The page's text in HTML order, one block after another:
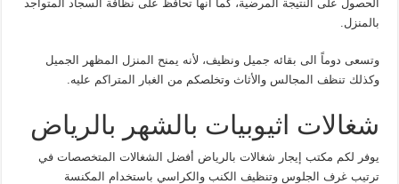
الحصول على النتيجة المرضية، كما أنها تحافظ على نظافة السجاد المتواجد
بالمنزل.
وتسعى دوماً الى بقائه جميل ونظيف، لأنه يمنح المنزل المظهر الجميل
وكذلك تنظف المجالس والأثاث وتخلصكم من الغبار المتراكم عليه.
شغالات اثيوبيات بالشهر بالرياض
يوفر لكم مكتب إيجار شغالات بالرياض أفضل الشغالات المتخصصات في
ترتيب غرف الجلوس وتنظيف الكنب والكراسي باستخدام المكنسة